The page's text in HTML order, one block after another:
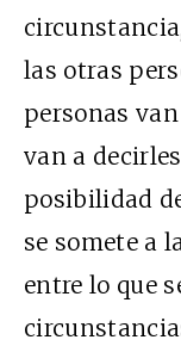
las otras
personas
van a
posibilidad
se somete a
entre lo que